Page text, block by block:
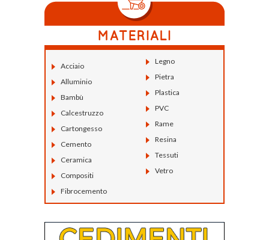
Acciaio
Alluminio
Bambù
Calcestruzzo
Cartongesso
Cemento
Ceramica
Compositi
Fibrocemento
Legno
Pietra
Plastica
PVC
Rame
Resina
Tessuti
Vetro